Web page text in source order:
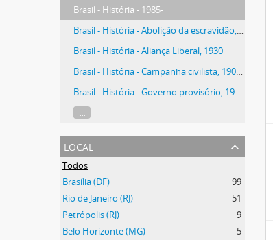
Brasil - História - 1985-
Brasil - História - Abolição da escravidão, 1888
Brasil - História - Aliança Liberal, 1930
Brasil - História - Campanha civilista, 1909-1910
Brasil - História - Governo provisório, 1930-1934
...
local
Todos
Brasília (DF)
99
Rio de Janeiro (RJ)
51
Petrópolis (RJ)
9
Belo Horizonte (MG)
5